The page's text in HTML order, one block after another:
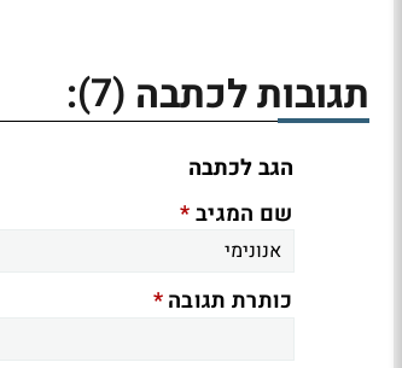
תגובות לכתבה (7)
:
הגב לכתבה
שם המגיב*
כותרת תגובה*